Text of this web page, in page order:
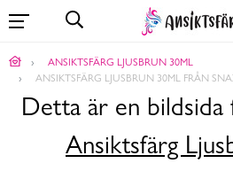
ANSIKTSFÄRG LJUSBRUN 30ML
ANSIKTSFÄRG LJUSBRUN 30ML FRÅN
Detta är en
Ansiktsfärg